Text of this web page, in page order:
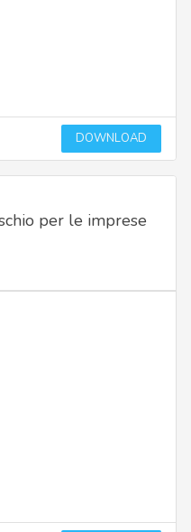
DOWNLOAD
per le imprese